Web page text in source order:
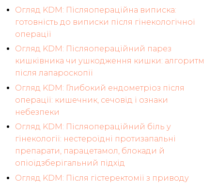
Огляд KDM: Післяопераційна виписка:
готовність до виписки після гінекологічної
операції
Огляд KDM: Післяопераційний парез
кишківника чи ушкодження кишки: алгоритм
після лапароскопії
Огляд KDM: Глибокий ендометріоз після
операції: кишечник, сечовід і ознаки
небезпеки
Огляд KDM: Післяопераційний біль у
гінекології: нестероїдні протизапальні
препарати, парацетамол, блокади й
опіоїдзберігальний підхід
Огляд KDM: Після гістеректомії з приводу